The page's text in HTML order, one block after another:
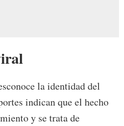
la identidad del
indican que el hecho
y se trata de